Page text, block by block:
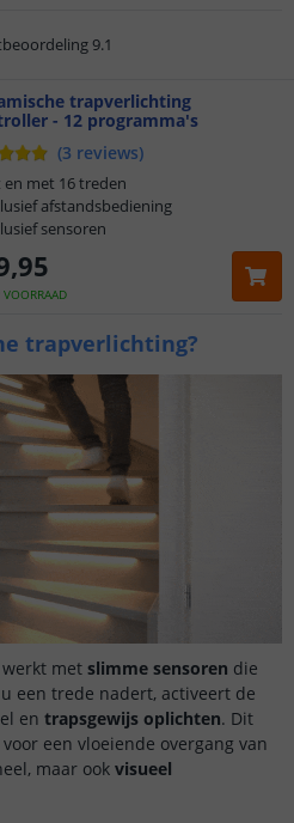
9.1
besteld,morgen in huis
trapverlichting
- 12 programma's
(3 reviews)
,95
en met 16 treden
afstandsbediening
sensoren
trapverlichting?
werkt met slimme sensoren die
een trede nadert, activeert de
en trapsgewijs oplichten. Dit
een vloeiende overgang van
maar ook visueel